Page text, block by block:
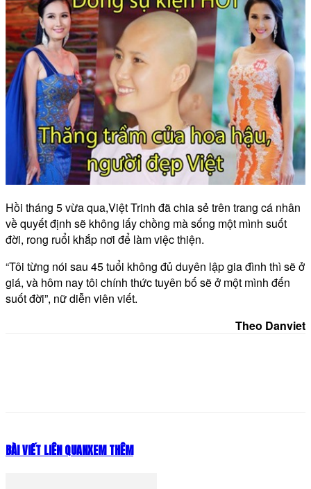
Hồi tháng 5 vừa qua,Việt Trinh đã chia sẻ trên trang cá nhân
về quyết định sẽ không lấy chồng mà sống một mình suốt
đời, rong ruổi khắp nơi để làm việc thiện.
“Tôi từng nói sau 45 tuổi không đủ duyên lập gia đình thì sẽ ở
giá, và hôm nay tôi chính thức tuyên bố sẽ ở một mình đến
suốt đời”, nữ diễn viên viết.
Theo Danviet
BÀI VIẾT LIÊN QUANXEM THÊM